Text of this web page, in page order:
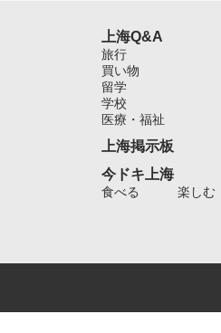
上海Q&A
旅行
買い物
留学
学校
医療・福祉
上海掲示板
今ドキ上海
食べる 楽しむ